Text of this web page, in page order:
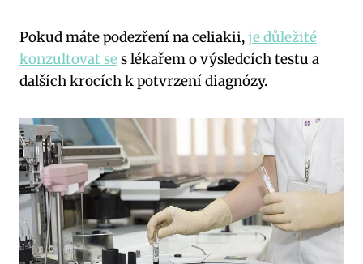
Pokud máte podezření na celiakii,je důležité
konzultovat ses lékařem o výsledcích testu a
dalších krocích k potvrzení diagnózy.